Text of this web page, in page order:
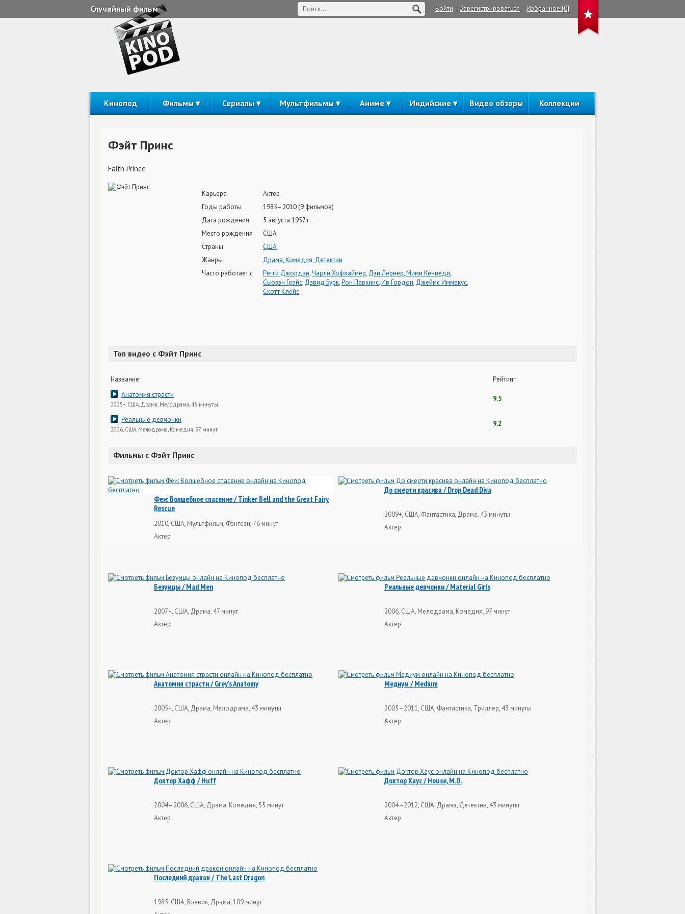
Случайный фильм Войти Зарегистрироваться Избранное [0]
Кинопод Фильмы Сериалы Мультфильмы Аниме Индийские Видео обзоры Коллекции
Фэйт Принс
Faith Prince
Карьера
Актер
Годы работы
1985–2010 (9 фильмов)
Дата рождения
5 августа 1957 г.
Место рождения
США
Страны
США
Жанры
Драма,Комедия, Детектив
Часто работает с
Регги Джордан,Чарли Хофхаймер, Дэн Лернер,Мими Кеннеди,
Сьюзэн Грэйс, Дэвид Бурк,Рон Перкинс,Ив Гордон, Джеймс Иммекус,
Скотт Клейс
Топ видео с Фэйт Принс
Название:
Рейтинг
Анатомия страсти
2005+, США, Драма, Мелодрама, 43 минуты
9.5
Реальные девчонки
2006, США, Мелодрама, Комедия, 97 минут
9.2
Фильмы с Фэйт Принс
Феи: Волшебное спасение / Tinker Bell and the Great Fairy
Rescue
2010, США, Мультфильм, Фэнтези, 76 минут
Актер
До смерти красива / Drop Dead Diva
2009+, США, Фантастика, Драма, 43 минуты
Актер
Безумцы / Mad Men
2007+, США, Драма, 47 минут
Актер
Реальные девчонки / Material Girls
2006, США, Мелодрама, Комедия, 97 минут
Актер
Анатомия страсти / Grey's Anatomy
2005+, США, Драма, Мелодрама, 43 минуты
Актер
Медиум / Medium
2005–2011, США, Фантастика, Триллер, 43 минуты
Актер
Доктор Хафф / Huff
2004–2006, США, Драма, Комедия, 55 минут
Актер
Доктор Хаус / House, M.D.
2004–2012, США, Драма, Детектив, 43 минуты
Актер
Последний дракон / The Last Dragon
1985, США, Боевик, Драма, 109 минут